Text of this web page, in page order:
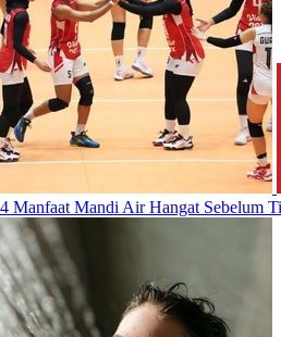
4 Manfaat Mandi Air Hangat Sebelum